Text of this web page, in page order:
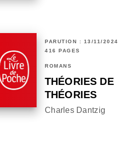
PARUTION : 13/11/2024
416 PAGES
ROMANS
THÉORIES DE
THÉORIES
Charles Dantzig